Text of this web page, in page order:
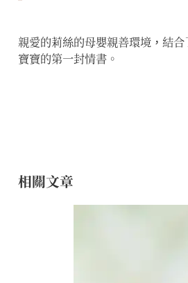
親愛的莉絲的母嬰親善環境，結
寶寶的第一封情書。
相關文章